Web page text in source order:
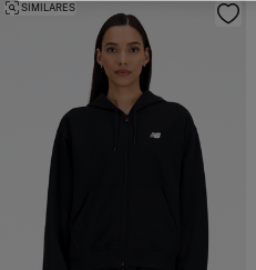
SIMILARES